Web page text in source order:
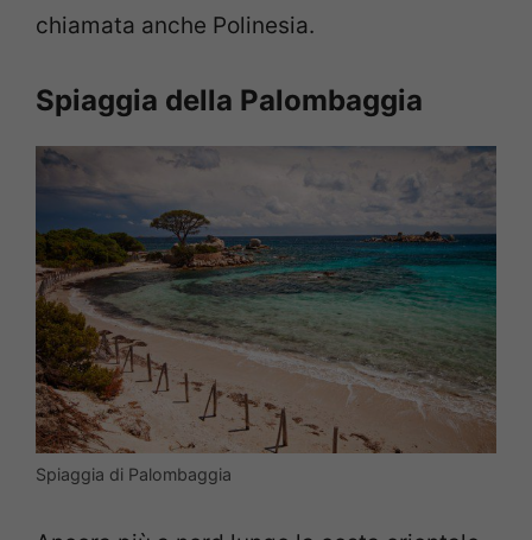
chiamata anche Polinesia.
Spiaggia della Palombaggia
Spiaggia di Palombaggia